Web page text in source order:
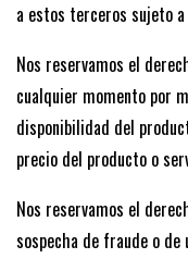
a estos terceros sujeto
Nos reservamos el
cualquier momento por
disponibilidad del
precio del producto o
Nos reservamos el
sospecha de fraude o